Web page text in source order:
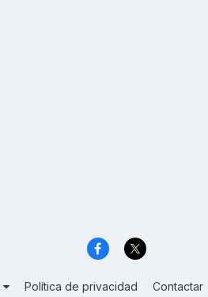
Política de privacidad Contactar